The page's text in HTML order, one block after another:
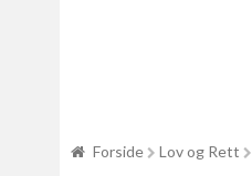
Forside Lov og Rett